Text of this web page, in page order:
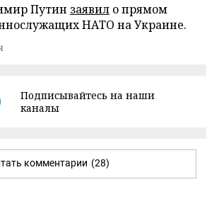
Путин заявил о прямом
НАТО на Украине.
Подписывайтесь на наши
каналы
комментарии (28)